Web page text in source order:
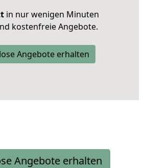
in nur wenigen Minuten
kostenfreie Angebote.
Angebote erhalten
Angebote erhalten